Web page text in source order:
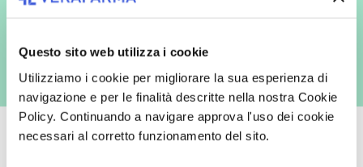
Questo sito web utilizza i cookie
Utilizziamo i cookie per migliorare la sua esperienza di
navigazione e per le finalità descritte nella nostra Cookie
Policy. Continuando a navigare approva l'uso dei cookie
necessari al corretto funzionamento del sito.
con inviti e comunicazioni commerciali - e modalità tradizionali, quali ad
es. posta cartacea)